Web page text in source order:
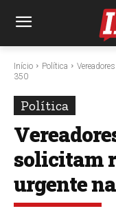
Início Política
350
Política
solicitam
urgente